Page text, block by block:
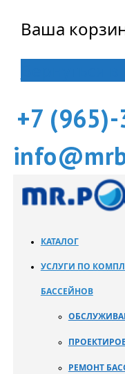
Ваша
+7
КАТАЛОГ
УСЛУГИ ПО
БАССЕЙНОВ
РЕМОНТ